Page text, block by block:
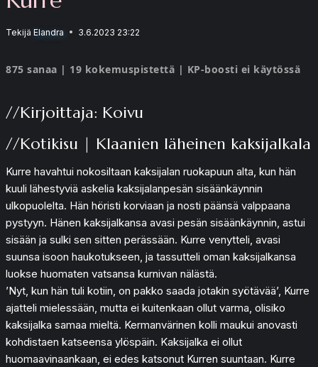
Tekijä Elandra 3.6.2023 23:22
875 sanaa | 19 kokemuspistettä | KP-boosti ei käytössä
//Kirjoittaja: Koivu
//Kotikisu | Klaanien läheinen kaksijalkala
Kurre havahtui nokosiltaan kaksijalan ruokapuun alta, kun hän
kuuli lähestyviä askelia kaksijalanpesän sisäänkäynnin
ulkopuolelta. Hän höristi korviaan ja nosti päänsä valppaana
pystyyn. Hänen kaksijalkansa avasi pesän sisäänkäynnin, astui
sisään ja sulki sen sitten perässään. Kurre venytteli, avasi
suunsa isoon haukotukseen, ja tassutteli oman kaksijalkansa
luokse huomaten vatsansa kurnivan nälästä.
’Nyt, kun hän tuli kotiin, on pakko saada jotakin syötävää’, Kurre
ajatteli mielessään, mutta ei kuitenkaan ollut varma, olisiko
kaksijalka samaa mieltä. Kermanvärinen kolli maukui anovasti
kohdistaen katseensa ylöspäin. Kaksijalka ei ollut
huomaavinaankaan, ei edes katsonut Kurren suuntaan. Kurre